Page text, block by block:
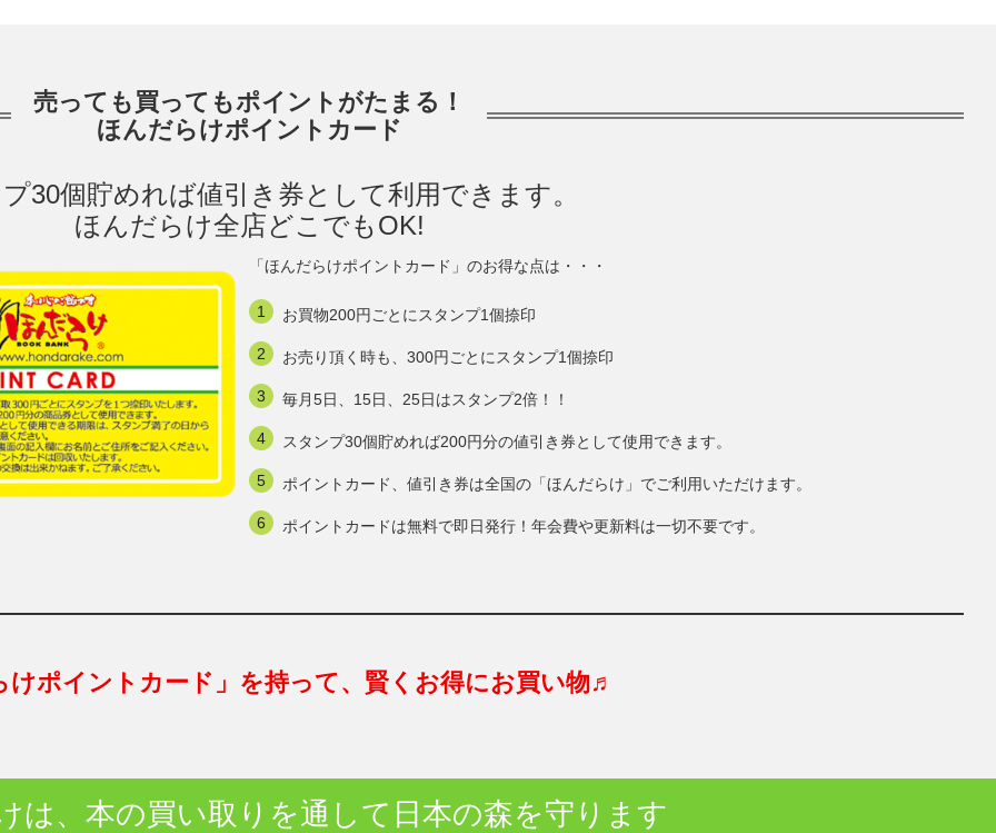
売っても買ってもポイントがたまる！
ほんだらけポイントカード
30個貯めれば値引き券として利用できます。
ほんだらけ全店どこでもOK!
「ほんだらけポイントカード」のお得な点は・・・
お買物200円ごとにスタンプ1個捺印
お売り頂く時も、300円ごとにスタンプ1個捺印
毎月5日、15日、25日はスタンプ2倍！！
スタンプ30個貯めれば200円分の値引き券として使用できます。
ポイントカード、値引き券は全国の「ほんだらけ」でご利用いただけます。
ポイントカードは無料で即日発行！年会費や更新料は一切不要です。
けポイントカード」を持って、賢くお得にお買い物♬
は、本の買い取りを通して日本の森を守ります